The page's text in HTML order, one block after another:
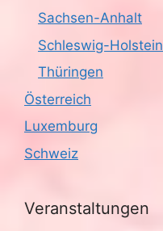
Sachsen-Anhalt
Schleswig-Holstein
Thüringen
Österreich
Luxemburg
Schweiz
Veranstaltungen